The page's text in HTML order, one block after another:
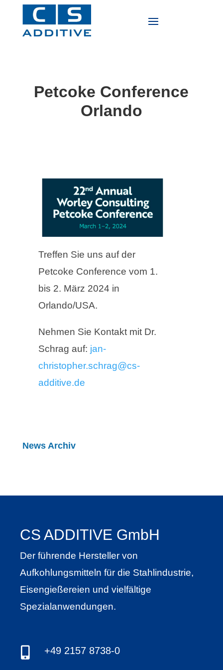
Petcoke Conference
Orlando
Treffen Sie uns auf der
Petcoke Conference vom 1.
bis 2. März 2024 in
Orlando/USA.
Nehmen Sie Kontakt mit Dr.
Schrag auf: jan-
christopher.schrag@cs-
additive.de
News Archiv
CS ADDITIVE GmbH
Der führende Hersteller von
Aufkohlungsmitteln für die Stahlindustrie,
Eisengießereien und vielfältige
Spezialanwendungen.
 +49 2157 8738-0